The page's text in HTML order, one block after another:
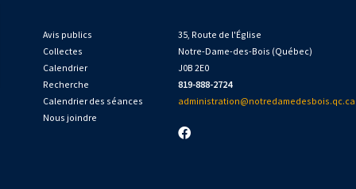
Avis publics
Collectes
Calendrier
Recherche
Calendrier des séances
Nous joindre
35, Route de l'Église
Notre-Dame-des-Bois (Québec)
J0B 2E0
819-888-2724
administration@notredamedesbois.qc.ca